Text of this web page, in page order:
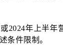
或2024年上半
条件限制。